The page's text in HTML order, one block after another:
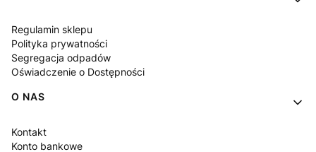
Regulamin sklepu
Polityka prywatności
Segregacja odpadów
Oświadczenie o Dostępności
O NAS
Kontakt
Konto bankowe